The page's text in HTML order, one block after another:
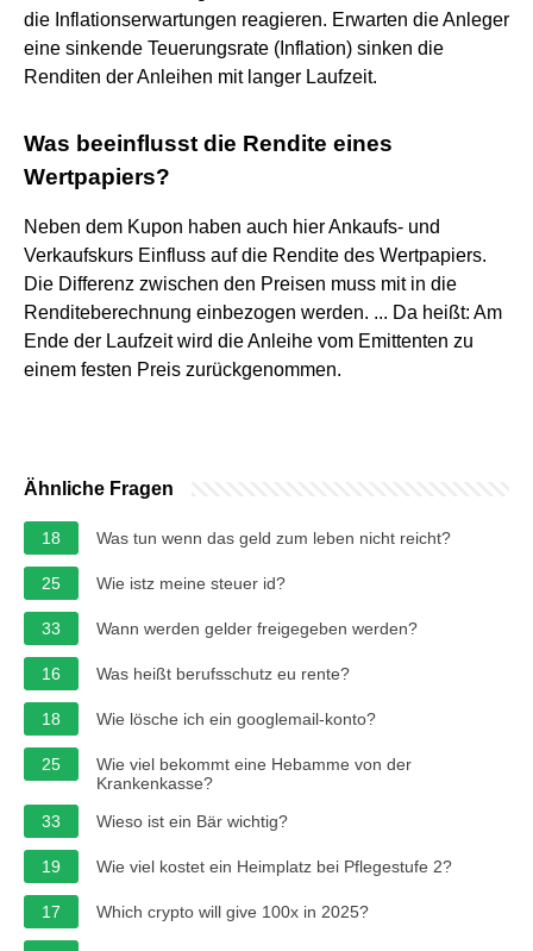
die Inflationserwartungen reagieren. Erwarten die Anleger
eine sinkende Teuerungsrate (Inflation) sinken die
Renditen der Anleihen mit langer Laufzeit.
Was beeinflusst die Rendite eines
Wertpapiers?
Neben dem Kupon haben auch hier Ankaufs- und
Verkaufskurs Einfluss auf die Rendite des Wertpapiers.
Die Differenz zwischen den Preisen muss mit in die
Renditeberechnung einbezogen werden. ... Da heißt: Am
Ende der Laufzeit wird die Anleihe vom Emittenten zu
einem festen Preis zurückgenommen.
Ähnliche Fragen
18 Was tun wenn das geld zum leben nicht reicht?
25 Wie istz meine steuer id?
33 Wann werden gelder freigegeben werden?
16 Was heißt berufsschutz eu rente?
18 Wie lösche ich ein googlemail-konto?
25
Wie viel bekommt eine Hebamme von der
Krankenkasse?
33
Wieso ist ein Bär wichtig?
19 Wie viel kostet ein Heimplatz bei Pflegestufe 2?
17 Which crypto will give 100x in 2025?